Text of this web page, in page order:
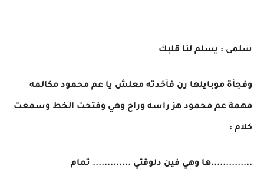
سلمى : يسلم لنا قلبك
وفجأة موبايلها رن فأخدته معلش يا عم محمود مكالمه
مهمة عم محمود هز راسه وراح وهي وفتحت الخط وسمعت
كلام :
..............ها وهي فين دلوقتي ............. تمام